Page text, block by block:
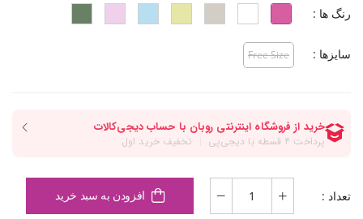
رنگ ها :
سایزها : Free Size
تعداد : افزودن به سبد خرید